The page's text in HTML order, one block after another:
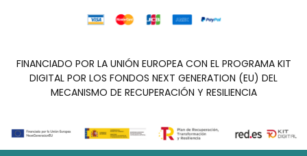
FINANCIADO POR LA UNIÓN EUROPEA CON EL PROGRAMA KIT
DIGITAL POR LOS FONDOS NEXT GENERATION (EU) DEL
MECANISMO DE RECUPERACIÓN Y RESILIENCIA